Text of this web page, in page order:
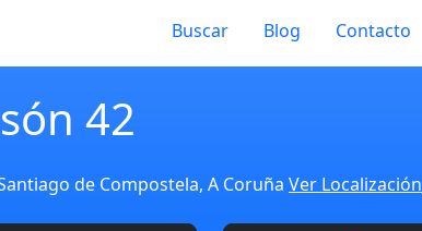
Buscar Blog Contacto
42
de Compostela, A Coruña Ver Localización